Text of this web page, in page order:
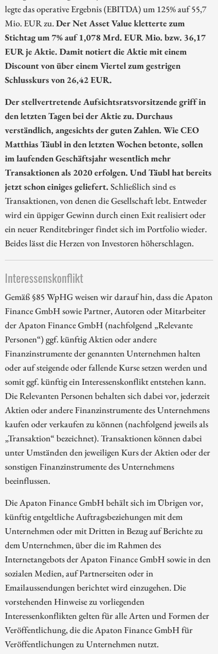
legte das operative Ergebnis (EBITDA) um 125% auf 55,7
Mio. EUR zu.Der Net Asset Value kletterte zum
Stichtag um 7% auf 1,078 Mrd. EUR Mio. bzw. 36,17
EUR je Aktie. Damit notiert die Aktie mit einem
Discount von über einem Viertel zum gestrigen
Schlusskurs von 26,42 EUR.
Der stellvertretende Aufsichtsratsvorsitzende griff in
den letzten Tagen bei der Aktie zu. Durchaus
verständlich, angesichts der guten Zahlen. Wie CEO
Matthias Täubl in den letzten Wochen betonte, sollen
im laufenden Geschäftsjahr wesentlich mehr
Transaktionen als 2020 erfolgen. Und Täubl hat bereits
jetzt schon einiges geliefert. Schließlich sind es
Transaktionen, von denen die Gesellschaft lebt. Entweder
wird ein üppiger Gewinn durch einen Exit realisiert oder
ein neuer Renditebringer findet sich im Portfolio wieder.
Beides lässt die Herzen von Investoren höherschlagen.
Interessenskonflikt
Gemäß §85 WpHG weisen wir darauf hin, dass die Apaton
Finance GmbH sowie Partner, Autoren oder Mitarbeiter
der Apaton Finance GmbH (nachfolgend „Relevante
Personen“) ggf. künftig Aktien oder andere
Finanzinstrumente der genannten Unternehmen halten
oder auf steigende oder fallende Kurse setzen werden und
somit ggf. künftig ein Interessenskonflikt entstehen kann.
Die Relevanten Personen behalten sich dabei vor, jederzeit
Aktien oder andere Finanzinstrumente des Unternehmens
kaufen oder verkaufen zu können (nachfolgend jeweils als
„Transaktion“ bezeichnet). Transaktionen können dabei
unter Umständen den jeweiligen Kurs der Aktien oder der
sonstigen Finanzinstrumente des Unternehmens
beeinflussen.
Die Apaton Finance GmbH behält sich im Übrigen vor,
künftig entgeltliche Auftragsbeziehungen mit dem
Unternehmen oder mit Dritten in Bezug auf Berichte zu
dem Unternehmen, über die im Rahmen des
Internetangebots der Apaton Finance GmbH sowie in den
sozialen Medien, auf Partnerseiten oder in
Emailaussendungen berichtet wird einzugehen. Die
vorstehenden Hinweise zu vorliegenden
Interessenkonflikten gelten für alle Arten und Formen der
Veröffentlichung, die die Apaton Finance GmbH für
Veröffentlichungen zu Unternehmen nutzt.